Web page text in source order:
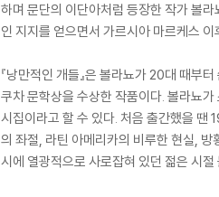
하며 문단의 이단아처럼 등장한 작가 볼
인 지지를 얻으면서 가르시아 마르케스
『낭만적인 개들』은 볼라뇨가 20대 때
쿠차 문학상을 수상한 작품이다. 볼라뇨
시집이라고 할 수 있다. 처음 출간했을
의 좌절, 라틴 아메리카의 비루한 현실,
시에 열광적으로 사로잡혀 있던 젊은 시